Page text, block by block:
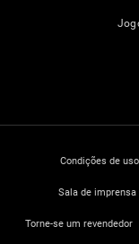
Condições de uso
Sala de imprensa
Torne-se um revendedor